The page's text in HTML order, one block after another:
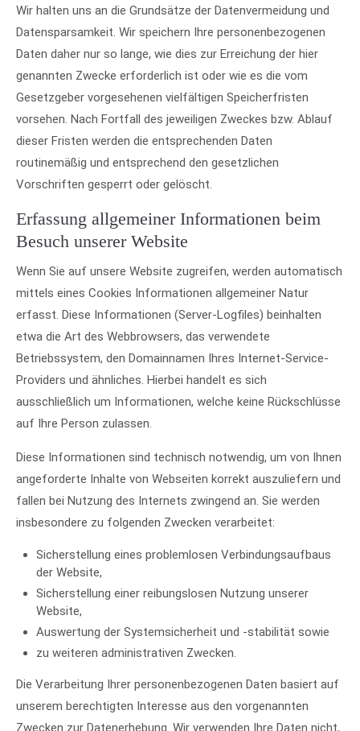
Wir halten uns an die Grundsätze der Datenvermeidung und
Datensparsamkeit. Wir speichern Ihre personenbezogenen
Daten daher nur so lange, wie dies zur Erreichung der hier
genannten Zwecke erforderlich ist oder wie es die vom
Gesetzgeber vorgesehenen vielfältigen Speicherfristen
vorsehen. Nach Fortfall des jeweiligen Zweckes bzw. Ablauf
dieser Fristen werden die entsprechenden Daten
routinemäßig und entsprechend den gesetzlichen
Vorschriften gesperrt oder gelöscht.
Erfassung allgemeiner Informationen beim
Besuch unserer Website
Wenn Sie auf unsere Website zugreifen, werden automatisch
mittels eines Cookies Informationen allgemeiner Natur
erfasst. Diese Informationen (Server-Logfiles) beinhalten
etwa die Art des Webbrowsers, das verwendete
Betriebssystem, den Domainnamen Ihres Internet-Service-
Providers und ähnliches. Hierbei handelt es sich
ausschließlich um Informationen, welche keine Rückschlüsse
auf Ihre Person zulassen.
Diese Informationen sind technisch notwendig, um von Ihnen
angeforderte Inhalte von Webseiten korrekt auszuliefern und
fallen bei Nutzung des Internets zwingend an. Sie werden
insbesondere zu folgenden Zwecken verarbeitet:
Sicherstellung eines problemlosen Verbindungsaufbaus
der Website,
Sicherstellung einer reibungslosen Nutzung unserer
Website,
Auswertung der Systemsicherheit und -stabilität sowie
zu weiteren administrativen Zwecken.
Die Verarbeitung Ihrer personenbezogenen Daten basiert auf
unserem berechtigten Interesse aus den vorgenannten
Zwecken zur Datenerhebung. Wir verwenden Ihre Daten nicht,